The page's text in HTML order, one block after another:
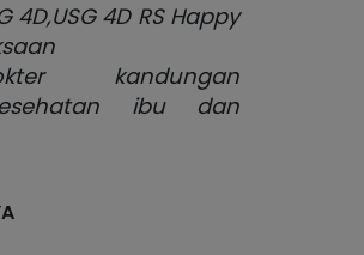
4D,USG 4D RS Happy
kandungan
ibu dan